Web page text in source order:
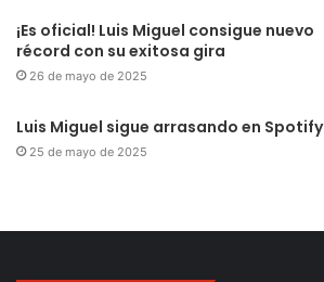
¡Es oficial! Luis Miguel consigue nuevo
récord con su exitosa gira
26 de mayo de 2025
Luis Miguel sigue arrasando en Spotify
25 de mayo de 2025